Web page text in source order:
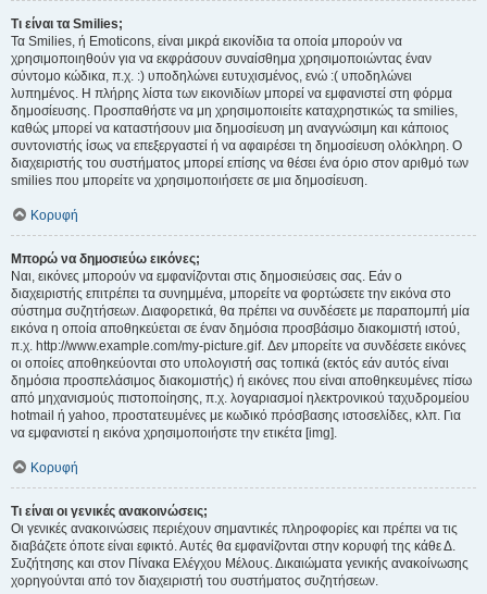
Τι είναι τα Smilies;
Τα Smilies, ή Emoticons, είναι μικρά εικονίδια τα οποία μπορούν να
χρησιμοποιηθούν για να εκφράσουν συναίσθημα χρησιμοποιώντας έναν
σύντομο κώδικα, π.χ. :) υποδηλώνει ευτυχισμένος, ενώ :( υποδηλώνει
λυπημένος. Η πλήρης λίστα των εικονιδίων μπορεί να εμφανιστεί στη φόρμα
δημοσίευσης. Προσπαθήστε να μη χρησιμοποιείτε καταχρηστικώς τα smilies,
καθώς μπορεί να καταστήσουν μια δημοσίευση μη αναγνώσιμη και κάποιος
συντονιστής ίσως να επεξεργαστεί ή να αφαιρέσει τη δημοσίευση ολόκληρη. Ο
διαχειριστής του συστήματος μπορεί επίσης να θέσει ένα όριο στον αριθμό των
smilies που μπορείτε να χρησιμοποιήσετε σε μια δημοσίευση.
Κορυφή
Μπορώ να δημοσιεύω εικόνες;
Ναι, εικόνες μπορούν να εμφανίζονται στις δημοσιεύσεις σας. Εάν ο
διαχειριστής επιτρέπει τα συνημμένα, μπορείτε να φορτώσετε την εικόνα στο
σύστημα συζητήσεων. Διαφορετικά, θα πρέπει να συνδέσετε με παραπομπή μία
εικόνα η οποία αποθηκεύεται σε έναν δημόσια προσβάσιμο διακομιστή ιστού,
π.χ. http://www.example.com/my-picture.gif. Δεν μπορείτε να συνδέσετε εικόνες
οι οποίες αποθηκεύονται στο υπολογιστή σας τοπικά (εκτός εάν αυτός είναι
δημόσια προσπελάσιμος διακομιστής) ή εικόνες που είναι αποθηκευμένες πίσω
από μηχανισμούς πιστοποίησης, π.χ. λογαριασμοί ηλεκτρονικού ταχυδρομείου
hotmail ή yahoo, προστατευμένες με κωδικό πρόσβασης ιστοσελίδες, κλπ. Για
να εμφανιστεί η εικόνα χρησιμοποιήστε την ετικέτα [img].
Κορυφή
Τι είναι οι γενικές ανακοινώσεις;
Οι γενικές ανακοινώσεις περιέχουν σημαντικές πληροφορίες και πρέπει να τις
διαβάζετε όποτε είναι εφικτό. Αυτές θα εμφανίζονται στην κορυφή της κάθε Δ.
Συζήτησης και στον Πίνακα Ελέγχου Μέλους. Δικαιώματα γενικής ανακοίνωσης
χορηγούνται από τον διαχειριστή του συστήματος συζητήσεων.